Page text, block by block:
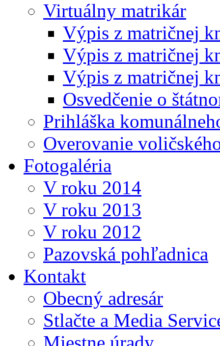
Virtuálny matrikár
Výpis z matričnej
Výpis z matričnej
Výpis z matričnej
Osvedčenie o
Prihláška
Overovanie
Fotogaléria
V roku 2014
V roku 2013
V roku 2012
Pazovská pohľadnica
Kontakt
Obecný adresár
Stlačte a Media